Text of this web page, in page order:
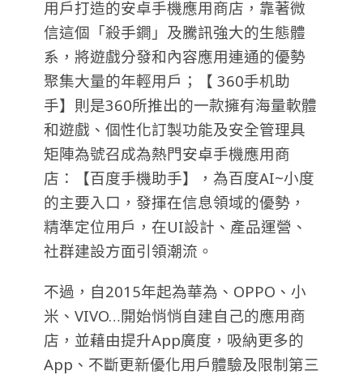
用戶打造的安卓手機應用商店，靠著微
信這個「殺手鐧」及騰訊強大的生態體
系，將遊戲分發和內容應用連通的優勢
聚集大量的年輕用戶；【 360手机助
手】則是360所推出的一款擁有海量軟體
和遊戲、個性化訂製功能及安全管理具
矩陣為號召成為熱門安卓手機應用商
店：【百度手機助手】，為百度AI~小度
的主要入口，發揮在信息領域的優勢，
精準定位用戶，在UI設計、產品運營、
社群建設方面引領潮流。
不過，自2015年起為華為、OPPO、小
米、VIVO…開始悄悄自建自己的應用商
店，並藉由提升App廣度，吸納更多的
App、不斷更新優化用戶體驗及限制第三